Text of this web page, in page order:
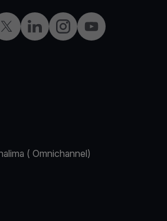
X LinkedInInstagramYouTube
( Omnichannel)